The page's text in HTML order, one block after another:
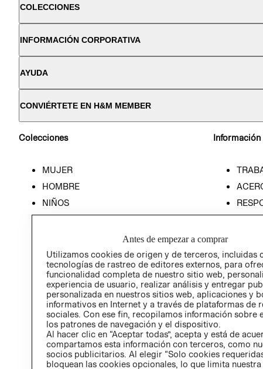
COLECCIONES
INFORMACIÓN CORPORATIVA
AYUDA
CONVIÉRTETE EN H&M MEMBER
Colecciones
MUJER
HOMBRE
NIÑOS
Antes de empezar a comprar
Utilizamos cookies de origen y de terceros, incluidas
tecnologías de rastreo de editores externos, para
funcionalidad completa de nuestro sitio web,
experiencia de usuario, realizar análisis y entregar
personalizada en nuestros sitios web, aplicaciones y
informativos en Internet y a través de plataformas de
sociales. Con ese fin, recopilamos información sobre
los patrones de navegación y el dispositivo.
Al hacer clic en “Aceptar todas”, acepta y está de
compartamos esta información con terceros, como
socios publicitarios. Al elegir “Solo cookies
bloquean las cookies opcionales, lo que limita nuestra